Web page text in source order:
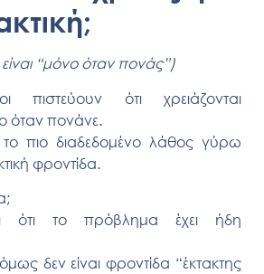
“μόνο όταν πονάς”)
πιστεύουν ότι χρειάζονται
όταν πονάνε.
το πιο διαδεδομένο λάθος γύρω
φροντίδα.
ότι το πρόβλημα έχει ήδη
δεν είναι φροντίδα “έκτακτης